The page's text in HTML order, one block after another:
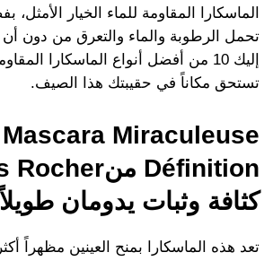
الماسكارا المقاومة للماء الخيار
تحمل الرطوبة والماء والتعرق من دون
إليك 10 من أفضل أنواع الماسكارا
تستحق مكاناً في حقيبتك هذا الصيف.
Mascara Miraculeuse
كثافة وثبات يدومان طويلاً
تعد هذه الماسكارا بمنح العينين مظهراً